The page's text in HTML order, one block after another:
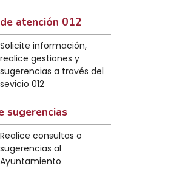
atención 012
Solicite información,
realice gestiones y
sugerencias a través del
sevicio 012
sugerencias
Realice consultas o
sugerencias al
Ayuntamiento